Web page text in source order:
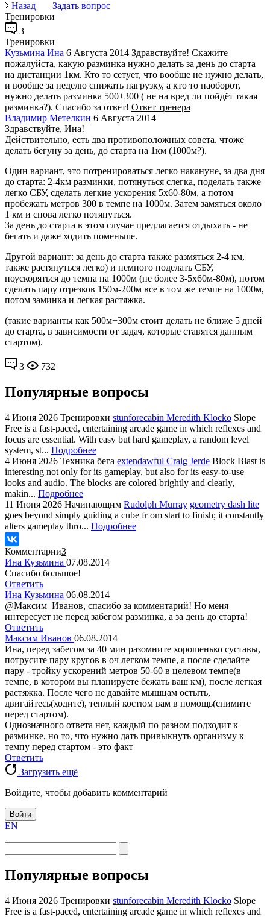
Назад
Задать вопрос
Тренировки
3
Тренировки
Кузьмина Ина 6 Августа 2014 Здравствуйте! Скажите
пожалуйста, какую разминка нужно делать за день до старта
на дистанции 1км. Кто то сетует, что вообще не нужно делать,
и вообще за неделю снижать нагрузку, а кто то наоборот,
нужно делать разминка 500+300 ( не на вред ли пойдёт такая
разминка?). Спасибо за ответ! Ответ тренера
Владимир Метелкин 6 Августа 2014
Здравствуйте, Ина!
Действительно, есть два противоположных совета. чтоже
делать бегуну за день, до старта на 1км (1000м?).
Один вариант, это потренироваться легко накануне, за два дня
до старта: 2-4км разминки, потянуться слегка, поделать также
легко СБУ, сделать легкие ускорения 5х60-80м, а потом
пробежать метров 300 в темпе на 1000м. Затем замяться около
1 км и снова легко потянуться.
За день до старта в этом случае предлагается отдыхать - не
бегать и даже ходить поменьше.
Другой вариант: за день до старта также размяться 2-4 км,
также растянуться легко) и немного поделать СБУ,
поускоряться до темпа на 1000м (не более 3-5х60м-80м), потом
сделать пару отрезков 150м-200м все в том же темпе на 1000м,
потом заминка и легкая растяжка.
(такие варианты как 500м+300м стоит делать не ближе 5 дней
до старта, в зависимости от задач, которые ставятся данным
стартом).
3 732
Популярные вопросы
4 Июня 2026 Тренировки stunforecabin Meredith Klocko Slope
Free is a fast-paced, entertaining arcade game in which reflexes and
focus are essential. With easy but hard gameplay, a random level
system, st... Подробнее
4 Июня 2026 Техника бега extendawful Craig Jerde Block Blast is
interesting not only for its gameplay, but also for its easy-to-use
looks and audio. The blocks are colored brightly and clearly,
makin... Подробнее
11 Июня 2026 Начинающим Rudolph Murray geometry dash lite
goes beyond simply guiding a cube fr om start to finish; it constantly
alters gameplay thro... Подробнее
Комментарии3
Ина Кузьмина 07.08.2014
Спасибо большое!
Ответить
Ина Кузьмина 06.08.2014
@Максим Иванов, спасибо за комментарий! Но меня
интересует не перед забегом разминка, а за день до старта!
Ответить
Максим Иванов 06.08.2014
Ина, перед забегом за 40 мин разомните хорошенько суставы,
потрусите пару кругов в оч легком темпе, а после сделайте
пару - тройку ускорений метров 50-60 в целевом темпе(в
темпе, в котором вы планируете бежать ваш км), после легкая
растяжка. После чего не давайте мышцам остыть,
двигайтесь(ходите), теплый костюм вам в помощь(снимите
перед стартом).
Однозначного ответа нет, каждый по разном подходит к
разминке, но то, что нужно дать привыкнуть организму к
темпу перед стартом - это факт
Ответить
Загрузить ещё
Войдите, чтобы добавить комментарий
Войти
EN
Популярные вопросы
4 Июня 2026 Тренировки stunforecabin Meredith Klocko Slope
Free is a fast-paced, entertaining arcade game in which reflexes and